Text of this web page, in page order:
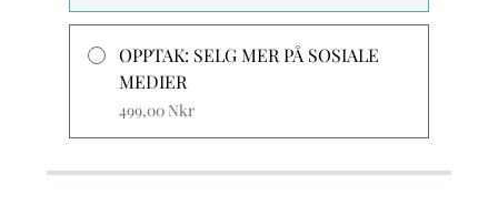
OPPTAK: SELG MER PÅ SOSIALE
MEDIER
499,00 Nkr